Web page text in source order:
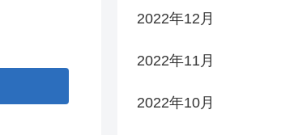
2022年12月
2022年11月
2022年10月